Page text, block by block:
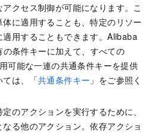
クセス制御が可能になります。こ
に適用することも、特定のリソー
用することもできます。Alibaba
条件キーに加えて、すべての
可能な一連の共通条件キーを提供
ては、「共通条件キー 」をご参照く
のアクションを実行するために、
る他のアクション。依存アクショ